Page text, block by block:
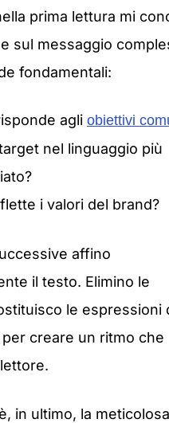
prima lettura mi
sul messaggio
fondamentali:
agli obiettivi
nel linguaggio più
i valori del brand?
affino
il testo. Elimino le
le espressioni
creare un ritmo che
in ultimo, la meticolosa